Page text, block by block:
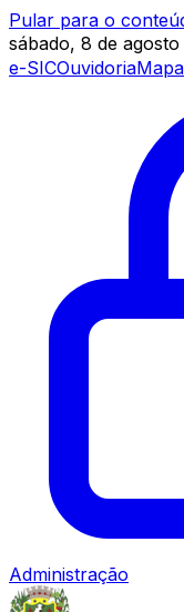
Pular para o
sábado, 8 de agosto
e-SICOuvidoria
Administração